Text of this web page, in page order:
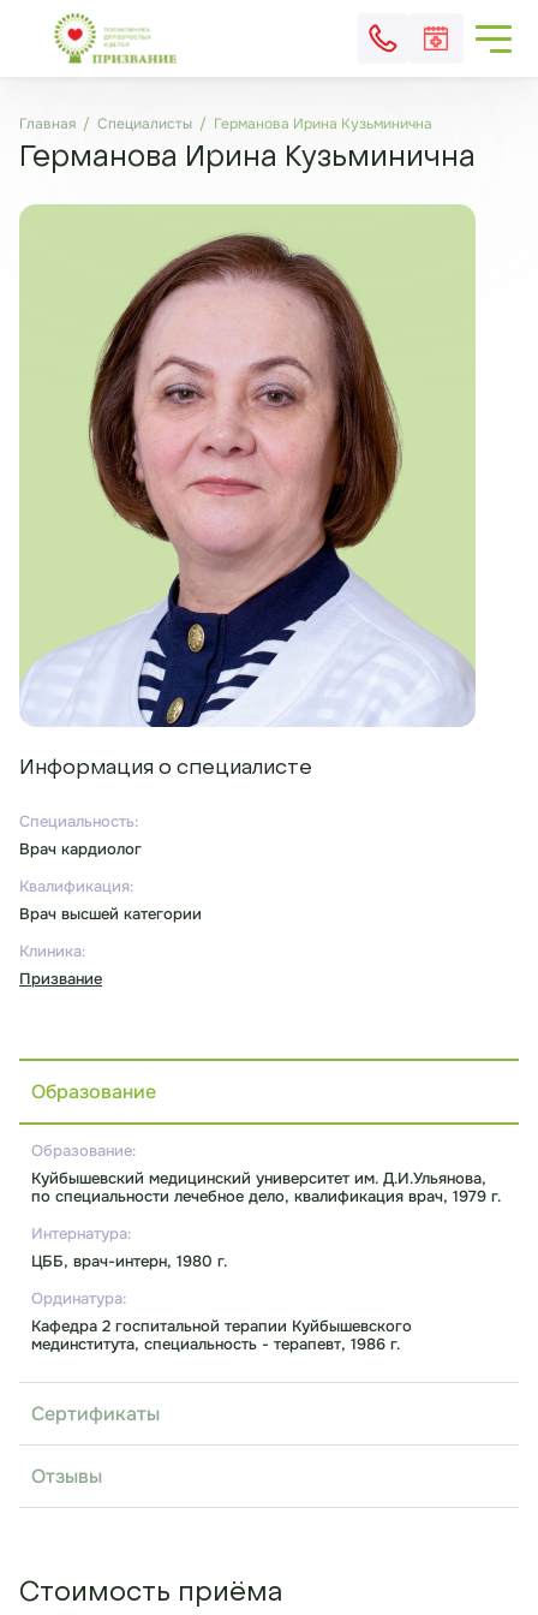
Главная Специалисты Германова Ирина Кузьминична
Германова Ирина Кузьминична
Информация о специалисте
Специальность:
Врач кардиолог
Квалификация:
Врач высшей категории
Клиника:
Призвание
Образование
Образование:
Куйбышевский медицинский университет им. Д.И.Ульянова,
по специальности лечебное дело, квалификация врач, 1979 г.
Интернатура:
ЦББ, врач-интерн, 1980 г.
Ординатура:
Кафедра 2 госпитальной терапии Куйбышевского
мединститута, специальность - терапевт, 1986 г.
Сертификаты
Отзывы
Стоимость приёма